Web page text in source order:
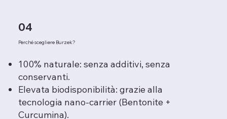
04
Perché scegliere Burzek?
100% naturale: senza additivi, senza
conservanti.
Elevata biodisponibilità: grazie alla
tecnologia nano-carrier (Bentonite +
Curcumina).